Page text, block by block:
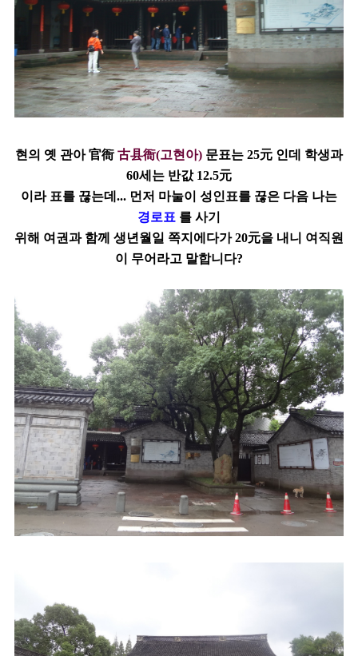
현의 옛 관아 官衙 古县衙(고현아) 문표는 25元 인데 학생과
60세는 반값 12.5元
이라 표를 끊는데... 먼저 마눌이 성인표를 끊은 다음 나는
경로표 를 사기
위해 여권과 함께 생년월일 쪽지에다가 20元을 내니 여직원
이 무어라고 말합니다?